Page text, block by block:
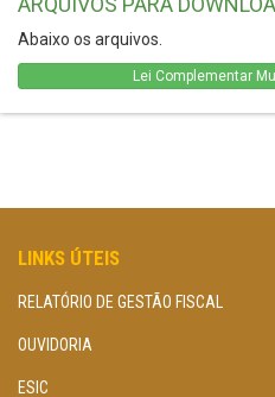
Abaixo os arquivos.
Lei Complementar
LINKS ÚTEIS
RELATÓRIO DE GESTÃO FISCAL
OUVIDORIA
ESIC